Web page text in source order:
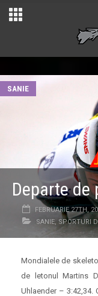
SANIE
Departe de
FEBRUARIE 27TH,
SANIE, SPORTURI
Mondialele de
de letonul Martins
Uhlaender – 3:42,34.